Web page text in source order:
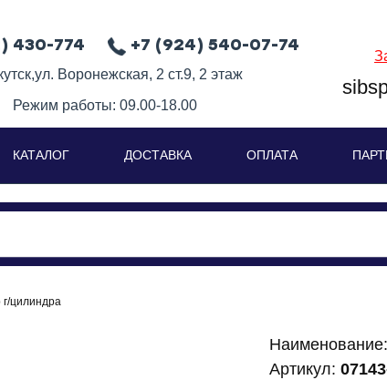
430-774 +7 (924) 540-07-74
Воронежская, 2 ст.9, 2 этаж
Режим работы: 09.00-18.00
КАТАЛОГ ДОСТАВКА ОПЛАТА
г/цилиндра
Наименование:
Артикул: